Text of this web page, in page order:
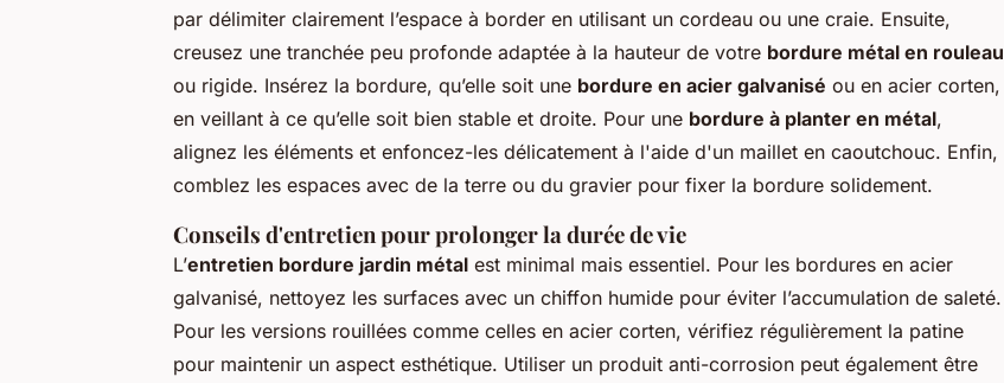
par délimiter clairement l’espace à border en utilisant un cordeau ou une craie. Ensuite,
creusez une tranchée peu profonde adaptée à la hauteur de votre bordure métal en rouleau
ou rigide. Insérez la bordure, qu’elle soit une bordure en acier galvanisé ou en acier corten,
en veillant à ce qu’elle soit bien stable et droite. Pour une bordure à planter en métal,
alignez les éléments et enfoncez-les délicatement à l'aide d'un maillet en caoutchouc. Enfin,
comblez les espaces avec de la terre ou du gravier pour fixer la bordure solidement.
Conseils d'entretien pour prolonger la durée de vie
L’entretien bordure jardin métal est minimal mais essentiel. Pour les bordures en acier
galvanisé, nettoyez les surfaces avec un chiffon humide pour éviter l’accumulation de saleté.
Pour les versions rouillées comme celles en acier corten, vérifiez régulièrement la patine
pour maintenir un aspect esthétique. Utiliser un produit anti-corrosion peut également être